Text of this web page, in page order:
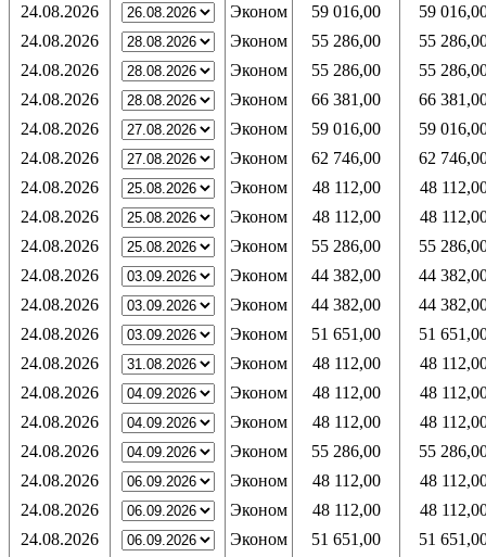
24.08.2026
Эконом 59 016,00
59
24.08.2026
Эконом 55 286,00
55
24.08.2026
Эконом 55 286,00
55
24.08.2026
Эконом 66 381,00
66
24.08.2026
Эконом 59 016,00
59
24.08.2026
Эконом 62 746,00
62
24.08.2026
Эконом 48 112,00
48
24.08.2026
Эконом 48 112,00
48
24.08.2026
Эконом 55 286,00
55
24.08.2026
Эконом 44 382,00
44
24.08.2026
Эконом 44 382,00
44
24.08.2026
Эконом 51 651,00
51
24.08.2026
Эконом 48 112,00
48
24.08.2026
Эконом 48 112,00
48
24.08.2026
Эконом 48 112,00
48
24.08.2026
Эконом 55 286,00
55
24.08.2026
Эконом 48 112,00
48
24.08.2026
Эконом 48 112,00
48
24.08.2026
Эконом 51 651,00
51